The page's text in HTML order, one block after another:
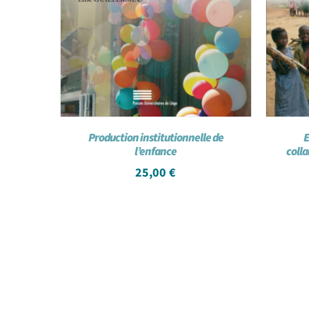
Production institutionnelle de
l’enfance
25,00€